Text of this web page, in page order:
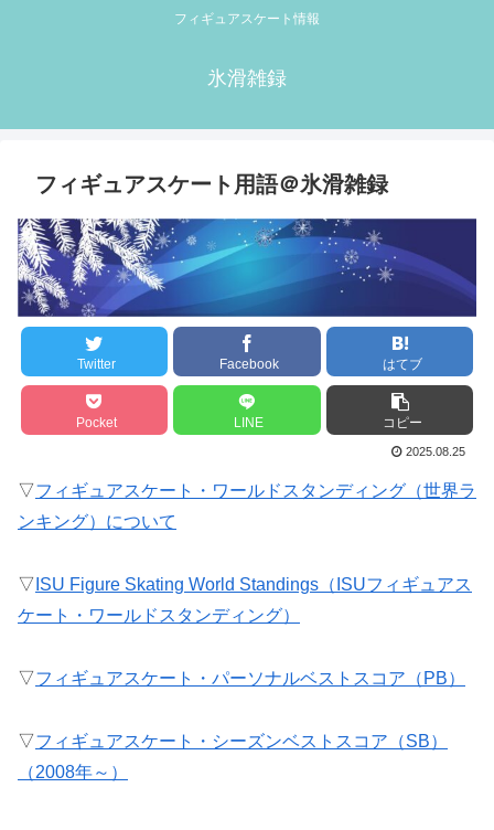
フィギュアスケート情報
氷滑雑録
フィギュアスケート用語＠氷滑雑録
Twitter Facebook はてブ
Pocket LINE コピー
2025.08.25
▽フィギュアスケート・ワールドスタンディング（世界ラ
ンキング）について
▽ ISU Figure Skating World Standings（ISUフィギュアス
ケート・ワールドスタンディング）
▽フィギュアスケート・パーソナルベストスコア（PB）
▽フィギュアスケート・シーズンベストスコア（SB）
（2008年～）